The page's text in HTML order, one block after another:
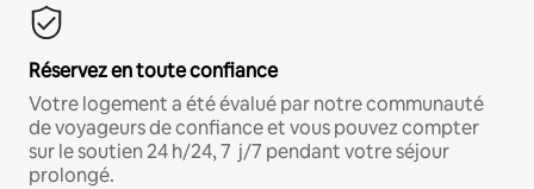
Réservez en toute confiance
Votre logement a été évalué par notre communauté
de voyageurs de confiance et vous pouvez compter
sur le soutien 24 h/24, 7 j/7 pendant votre séjour
prolongé.